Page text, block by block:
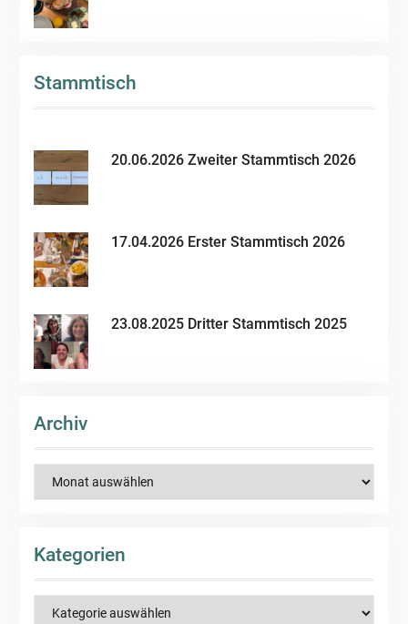
Stammtisch
20.06.2026 Zweiter Stammtisch 2026
17.04.2026 Erster Stammtisch 2026
23.08.2025 Dritter Stammtisch 2025
Archiv
Archiv
Kategorien
Kategorien